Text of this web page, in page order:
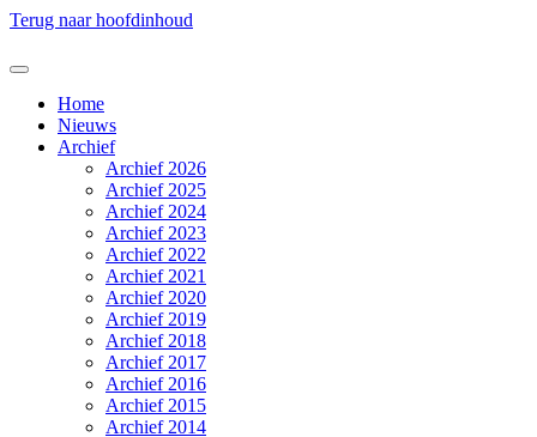
Terug naar hoofdinhoud
Home
Nieuws
Archief
Archief 2026
Archief 2025
Archief 2024
Archief 2023
Archief 2022
Archief 2021
Archief 2020
Archief 2019
Archief 2018
Archief 2017
Archief 2016
Archief 2015
Archief 2014